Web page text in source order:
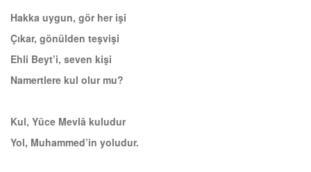
Hakka uygun, gör her işi
Çıkar, gönülden teşvişi
Ehli Beyt’i, seven kişi
Namertlere kul olur mu?
Kul, Yüce Mevlâ kuludur
Yol, Muhammed’in yoludur.